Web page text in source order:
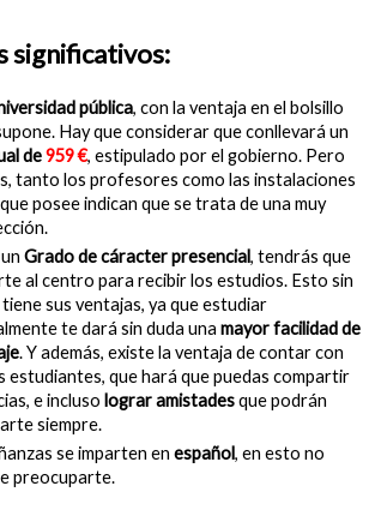
significativos:
pública, con la ventaja en el bolsillo
Hay que considerar que conllevará un
de959 €, estipulado por el gobierno. Pero
tanto los profesores como las instalaciones
posee indican que se trata de una muy
Grado de cáracter presencial, tendrás que
al centro para recibir los estudios. Esto sin
sus ventajas, ya que estudiar
te dará sin duda una mayor facilidad de
. Y además, existe la ventaja de contar con
estudiantes, que hará que puedas compartir
e incluso lograr amistadesque podrán
siempre.
se imparten en español, en esto no
preocuparte.